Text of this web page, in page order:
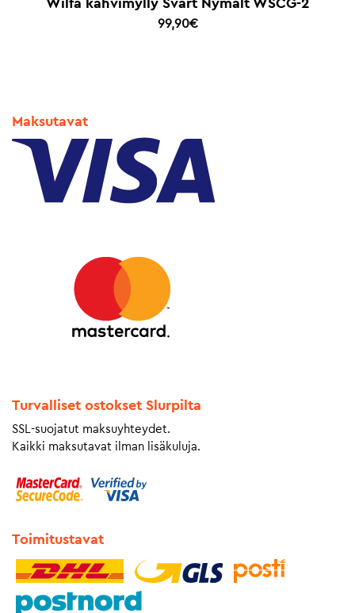
Wilfa kahvimylly Svart Nymalt WSCG-2
99,90€
Maksutavat
Turvalliset ostokset Slurpilta
SSL-suojatut maksuyhteydet.
Kaikki maksutavat ilman lisäkuluja.
Toimitustavat